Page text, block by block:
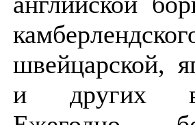
швейцарской,
и других